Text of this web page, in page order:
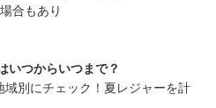
合もあり
いつからいつまで？
域別にチェック！夏レジャーを計